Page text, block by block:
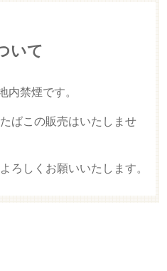
いて
内禁煙です。
ばこの販売はいたしませ
ろしくお願いいたします。